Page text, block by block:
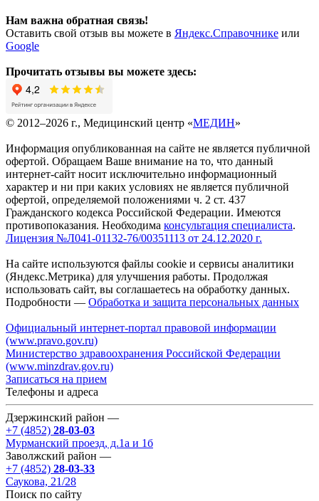
Нам важна обратная связь!
Оставить свой отзыв вы можете в Яндекс.Справочнике или
Google
Прочитать отзывы вы можете здесь:
© 2012–2026 г., Медицинский центр «МЕДИН»
Информация опубликованная на сайте не является публичной
офертой. Обращаем Ваше внимание на то, что данный
интернет-сайт носит исключительно информационный
характер и ни при каких условиях не является публичной
офертой, определяемой положениями ч. 2 ст. 437
Гражданского кодекса Российской Федерации. Имеются
противопоказания. Необходима консультация специалиста.
Лицензия №Л041-01132-76/00351113 от 24.12.2020 г.
На сайте используются файлы cookie и сервисы аналитики
(Яндекс.Метрика) для улучшения работы. Продолжая
использовать сайт, вы соглашаетесь на обработку данных.
Подробности — Обработка и защита персональных данных
Официальный интернет-портал правовой информации
(www.pravo.gov.ru)
Министерство здравоохранения Российской Федерации
(www.minzdrav.gov.ru)
Записаться на прием
Телефоны и адреса
Дзержинский район —
+7 (4852) 28-03-03
Мурманский проезд, д.1а и 1б
Заволжский район —
+7 (4852) 28-03-33
Саукова, 21/28
Поиск по сайту